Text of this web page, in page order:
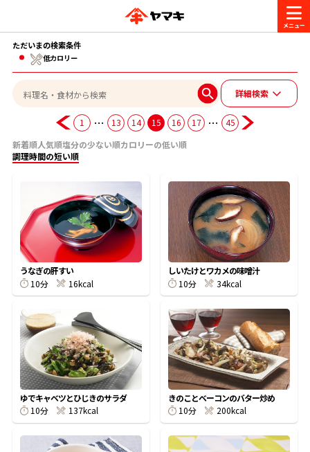
商品情報
ブランド一覧
ヤマキ『めんつゆ』 ヤマキ 割烹白だし
旨さ、別格。だし屋の鍋 韓福善シリーズ
レシピ
おいしいレシピを探す
おいしいレシピトップ
主食レシピ
主菜レシピ
汁物レシピ
時短レシピ
おいしいレシピを商品から探す
かつお節・だしを楽しむ
かつお節・だしを知る
だしの取り方
かつお節の削り方
かつお節・だしをもっと知る
ヤマキ かつお節プラス®
かつお節・だしを楽しむ
CM・キャンペーン
キャンペーン一覧
企業・採用情報
企業情報
- ヤマキ かつお節プラス®
採用情報
- ジョブリターン制
お問い合わせ
オンラインショップ
コミュニティサイト
Global
ただいまの検索条件
低カロリー
詳細検索
1 … 13 14 15 16 17 …
45
新着順人気順塩分の少ない順カロリーの低い順
調理時間の短い順
うなぎの肝すい
10分
16kcal
しいたけとワカメの味噌汁
10分
34kcal
ゆでキャベツとひじきのサラダ
10分
137kcal
きのことベーコンのバター炒め
10分
200kcal